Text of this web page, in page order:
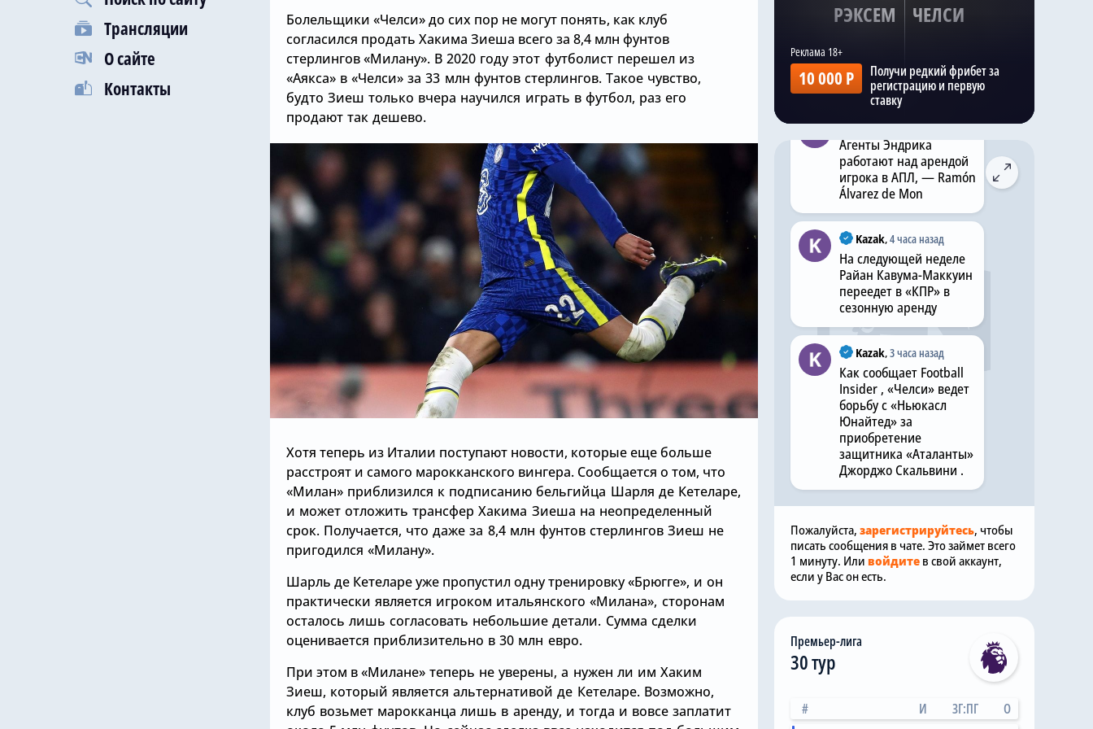
Трансляции
О сайте
Контакты
Болельщики «Челси» до сих пор не могут понять, как клуб
согласился продать Хакима Зиеша всего за 8,4 млн фунтов
стерлингов«Милану». В 2020 году этот футболист перешел из
«Аякса» в«Челси» за 33 млн фунтов стерлингов. Такое чувство,
будто Зиеш только вчера научился играть в футбол, раз его
продают так дешево.
Хотя теперь из Италии поступают новости, которые еще больше
расстроят и самого марокканского вингера. Сообщается о том, что
«Милан» приблизился к подписанию бельгийца Шарля де Кетеларе,
и может отложить трансфер Хакима Зиеша на неопределенный
срок. Получается, что даже за 8,4 млн фунтов стерлингов Зиеш не
пригодился«Милану».
Шарль де Кетеларе уже пропустил одну тренировку«Брюгге», и он
практически является игроком итальянского«Милана», сторонам
осталось лишь согласовать небольшие детали. Сумма сделки
оценивается приблизительно в 30 млн евро.
При этом в«Милане» теперь не уверены, а нужен ли им Хаким
Зиеш, который является альтернативой де Кетеларе. Возможно,
клуб возьмет марокканца лишь в аренду, и тогда и вовсе заплатит
РЭКСЕМ ЧЕЛСИ
10 000 Р
Получи редкий фрибет за
регистрацию и первую
ставку
Пендерс; Ачеампонг,
Эстевао, Эссуго, Лавиа,
Мудрик; Делап,
Джексон.
Kazak,Вчера в 20:56
Агенты Эндрика
работают над арендой
игрока в АПЛ, — Ramón
Álvarez de Mon
Kazak,4 часа назад
На следующей неделе
Райан Кавума-Маккуин
переедет в «КПР» в
сезонную аренду
Kazak,3 часа назад
Как сообщает Football
Insider , «Челси» ведет
борьбу с «Ньюкасл
Юнайтед» за
приобретение
защитника «Аталанты»
Джорджо Скальвини .
Пожалуйста, зарегистрируйтесь, чтобы
писать сообщения в чате. Это займет всего
1 минуту. Или войдите в свой аккаунт,
если у Вас он есть.
Премьер-лига
30 тур
# И ЗГ:ПГ
О